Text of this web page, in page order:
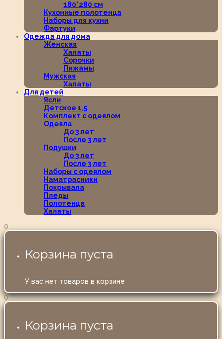
180*280 см
Кухонные полотенца
Наборы для кухни
Фартуки
Одежда для дома
Женская
Халаты
Сорочки
Пижамы
Мужская
Халаты
Для детей
Ясли
Детское 1,5
Комплект с одеялом
Одеяла
До 3 лет
После 3 лет
Подушки
До 3 лет
После 3 лет
Наборы с одеялом
Наматрасники
Покрывала
Пледы
Полотенца
Халаты
0
Корзина пуста
У вас нет товаров в корзине
0
Корзина пуста